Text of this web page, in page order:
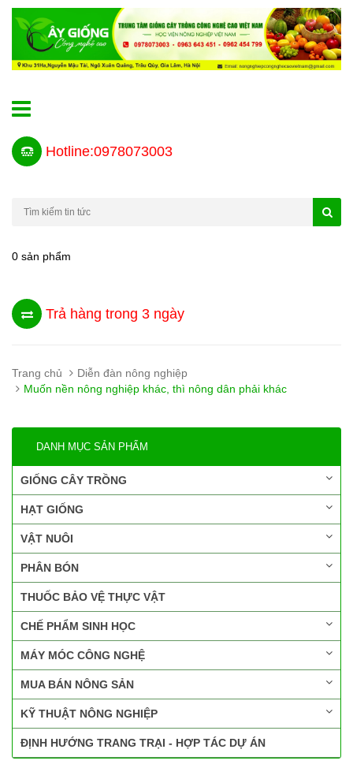
Hotline:0978073003
0 sản phẩm
Trả hàng trong 3 ngày
Trang chủ
Diễn đàn nông nghiệp
Muốn nền nông nghiệp khác, thì nông dân phải khác
DANH MỤC SẢN PHẨM
GIỐNG CÂY TRỒNG
HẠT GIỐNG
VẬT NUÔI
PHÂN BÓN
THUỐC BẢO VỆ THỰC VẬT
CHẾ PHẨM SINH HỌC
MÁY MÓC CÔNG NGHỆ
MUA BÁN NÔNG SẢN
KỸ THUẬT NÔNG NGHIỆP
ĐỊNH HƯỚNG TRANG TRẠI - HỢP TÁC DỰ ÁN